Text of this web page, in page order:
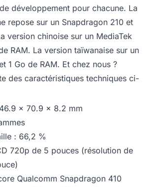
développement pour chacune. La
repose sur un Snapdragon 210 et
version chinoise sur un MediaTek
RAM. La version taïwanaise sur un
1 Go de RAM. Et chez nous ?
des caractéristiques techniques ci-
x 70.9 x 8.2 mm
: 66,2 %
720p de 5 pouces (résolution de
Qualcomm Snapdragon 410